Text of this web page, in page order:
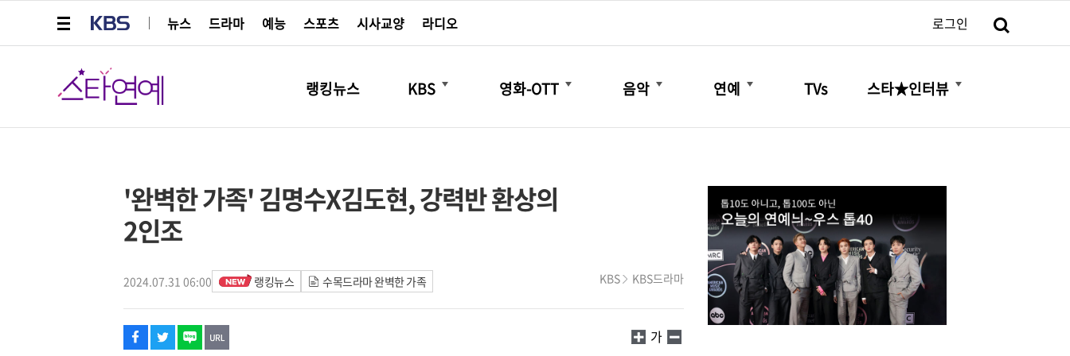
뉴스
드라마 예능 스포츠 시사교양 라디오 로그인
스타연예
랭킹뉴스 KBS
더보기
영화-OTT
더보기
음악
더보기
연예
더보기
TVs 스타★인터뷰
더보기
'완벽한 가족' 김명수X김도현, 강력반 환상의
2인조
2024.07.31 06:00 랭킹뉴스 수목드라마 완벽한 가족 KBS KBS드라마
페이스북
트위터
네이버
URL복사
글씨 작게보기
가
글씨 크게보기
스타박스